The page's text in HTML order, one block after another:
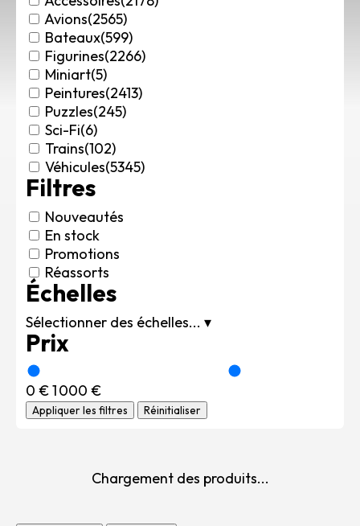
Rechercher des produits...
Mon panier 0
0,00€
Connexion / Inscription
Véhicules
Avions
Bateaux
Trains
Figurines
Accessoires
Puzzles
Carte cadeau
Maquette par marque
Avions(2565)
Bateaux(599)
Figurines(2266)
Miniart(5)
Peintures(2413)
Puzzles(245)
Sci-Fi(6)
Trains(102)
Véhicules(5345)
Filtres
Nouveautés
En stock
Promotions
Réassorts
Échelles
Sélectionner des échelles... ▾
Prix
0 €1 000 €
Appliquer les filtres Réinitialiser
Chargement des produits...